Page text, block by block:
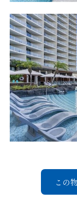
この